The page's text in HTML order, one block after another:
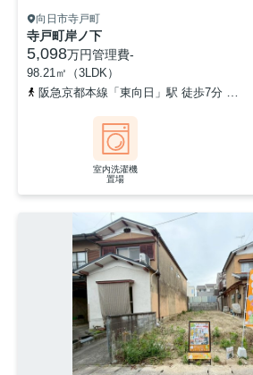
向日市寺戸町
寺戸町岸ノ下
5,098万円管理費-
98.21㎡（3LDK）
阪急京都本線「東向日」駅 徒歩7分
室内洗濯機
置場